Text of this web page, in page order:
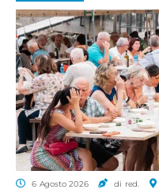
6 Agosto 2026 di red.